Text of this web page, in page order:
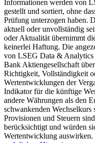
Informationen werden von
gestellt und sortiert, ohne
Prüfung unterzogen haben.
aktuell oder unvollständig
oder Aktualität übernimmt
keinerlei Haftung. Die
von LSEG Data & Analytics
Bank Aktiengesellschaft
Richtigkeit, Vollständigkeit
Wertentwicklungen der
Indikator für die künftige
andere Währungen als den
schwankenden Wechselkurs
Provisionen und Steuern
berücksichtigt und würden
Wertentwicklung auswirken.